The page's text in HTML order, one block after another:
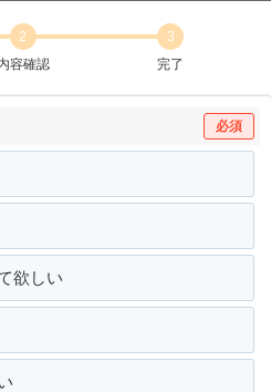
2
容確認
3
完了
必須
欲しい